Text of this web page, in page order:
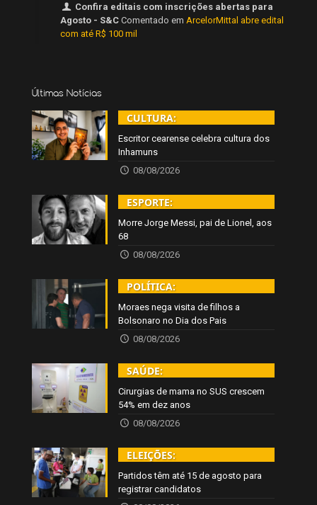
Confira editais com inscrições abertas para
Agosto - S&C Comentado em ArcelorMittal abre edital
com até R$ 100 mil
Últimas Notícias
CULTURA:
Escritor cearense celebra cultura dos
Inhamuns
08/08/2026
ESPORTE:
Morre Jorge Messi, pai de Lionel, aos
68
08/08/2026
POLÍTICA:
Moraes nega visita de filhos a
Bolsonaro no Dia dos Pais
08/08/2026
SAÚDE:
Cirurgias de mama no SUS crescem
54% em dez anos
08/08/2026
ELEIÇÕES:
Partidos têm até 15 de agosto para
registrar candidatos